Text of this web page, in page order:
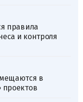
правила
и контроля
в
проектов